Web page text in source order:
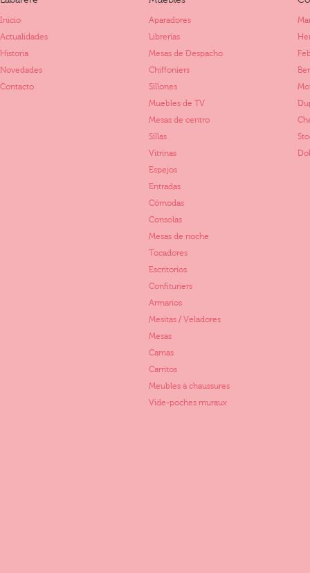
Inicio
Actualidades
Historia
Novedades
Contacto
Aparadores
Librerías
Mesas de Despacho
Chiffoniers
Sillones
Muebles de TV
Mesas de centro
Sillas
Vitrinas
Espejos
Entradas
Cómodas
Consolas
Mesas de noche
Tocadores
Escritorios
Confituriers
Armarios
Mesitas / Veladores
Mesas
Camas
Carritos
Meubles à chaussures
Vide-poches muraux